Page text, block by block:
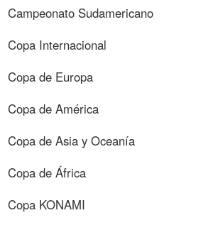
Campeonato Sudamericano
Copa Internacional
Copa de Europa
Copa de América
Copa de Asia y Oceanía
Copa de África
Copa KONAMI